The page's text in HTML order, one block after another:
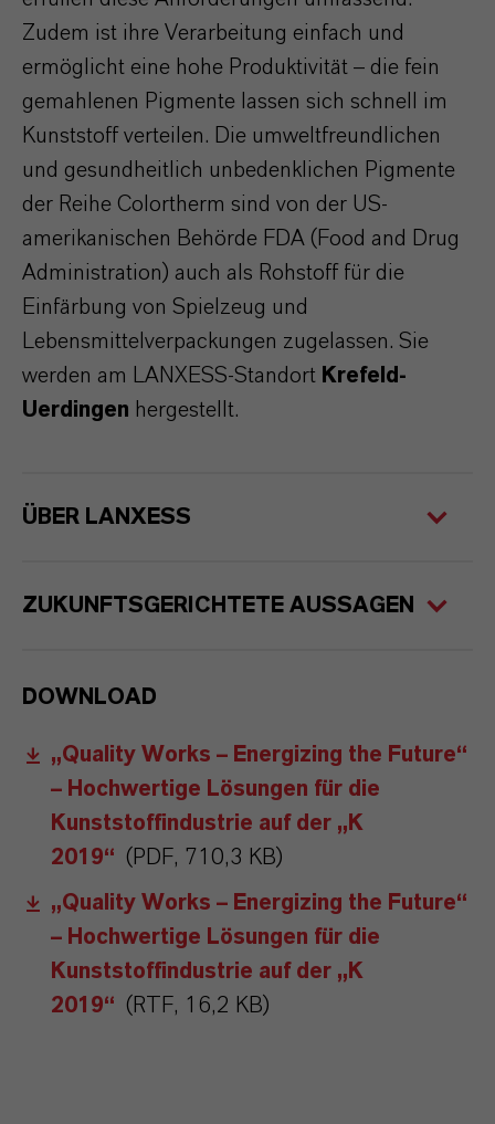
Zudem ist ihre Verarbeitung einfach und
ermöglicht eine hohe Produktivität – die fein
gemahlenen Pigmente lassen sich schnell im
Kunststoff verteilen. Die umweltfreundlichen
und gesundheitlich unbedenklichen Pigmente
der Reihe Colortherm sind von der US-
amerikanischen Behörde FDA (Food and Drug
Administration) auch als Rohstoff für die
Einfärbung von Spielzeug und
Lebensmittelverpackungen zugelassen. Sie
werden am LANXESS-Standort Krefeld-
Uerdingen hergestellt.
ÜBER LANXESS
ZUKUNFTSGERICHTETE AUSSAGEN
DOWNLOAD
„Quality Works – Energizing the Future“
– Hochwertige Lösungen für die
Kunststoffindustrie auf der „K
2019“ (PDF, 710,3 KB)
„Quality Works – Energizing the Future“
– Hochwertige Lösungen für die
Kunststoffindustrie auf der „K
2019“ (RTF, 16,2 KB)